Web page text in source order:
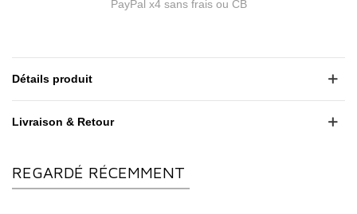
PayPal x4 sans frais ou CB
Détails produit
Livraison & Retour
REGARDÉ RÉCEMMENT